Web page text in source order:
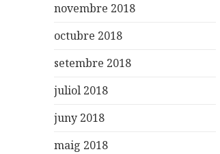
novembre 2018
octubre 2018
setembre 2018
juliol 2018
juny 2018
maig 2018